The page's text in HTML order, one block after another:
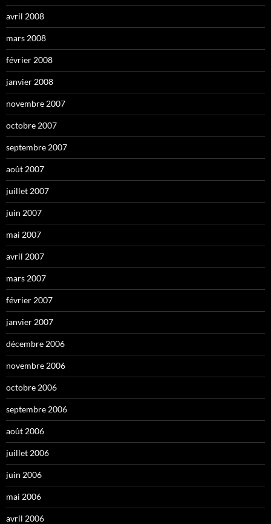
avril 2008
mars 2008
février 2008
janvier 2008
novembre 2007
octobre 2007
septembre 2007
août 2007
juillet 2007
juin 2007
mai 2007
avril 2007
mars 2007
février 2007
janvier 2007
décembre 2006
novembre 2006
octobre 2006
septembre 2006
août 2006
juillet 2006
juin 2006
mai 2006
avril 2006